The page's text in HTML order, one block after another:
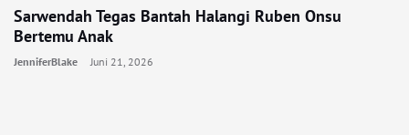
Sarwendah Tegas Bantah Halangi Ruben Onsu
Bertemu Anak
JenniferBlake Juni 21, 2026